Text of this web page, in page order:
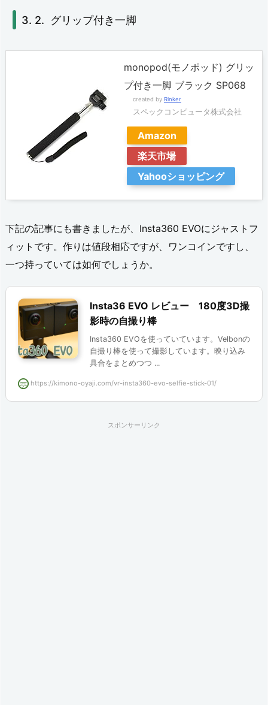
グリップ付き一脚
monopod(モノポッド) グリッ
プ付き一脚 ブラック SP068
created by Rinker
スペックコンピュータ株式会社
Amazon
楽天市場
Yahooショッピング
下記の記事にも書きましたが、Insta360 EVOにジャストフ
ィットです。作りは値段相応ですが、ワンコインですし、
一つ持っていては如何でしょうか。
Insta36 EVO レビュー 180度3D撮
影時の自撮り棒
Insta360 EVOを使っていています。Velbonの
自撮り棒を使って撮影しています。映り込み
具合をまとめつつ ...
https://kimono-oyaji.com/vr-insta360-evo-selfie-stick-01/
スポンサーリンク